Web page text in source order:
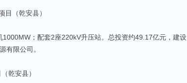
（乾安县）
；配套2座220kV升压站。总投资约49.17亿元，建设
有限公司。
乾安县）